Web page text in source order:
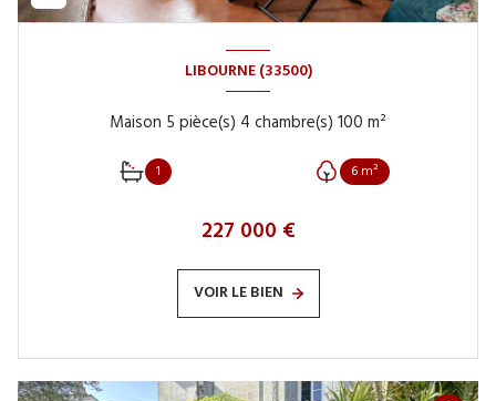
LIBOURNE (33500)
Maison 5 pièce(s) 4 chambre(s) 100 m²
1 6 m²
227 000 €
VOIR LE BIEN